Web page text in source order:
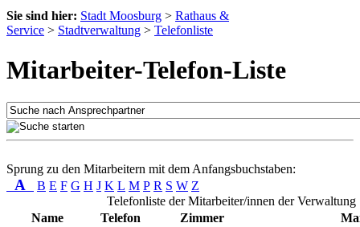
Sie sind hier: Stadt Moosburg > Rathaus &
Service > Stadtverwaltung > Telefonliste
Mitarbeiter-Telefon-Liste
Sprung zu den Mitarbeitern mit dem Anfangsbuchstaben:
A B E F G H J K L M P R S W Z
Telefonliste der Mitarbeiter/innen der Verwaltung
Name
Telefon Zimmer